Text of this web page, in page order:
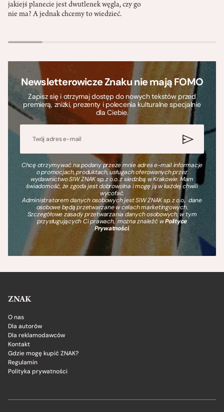
jakiejś planecie jest dwutlenek węgla, czy go
nie ma? A jednak chcemy to wiedzieć.
Newsletterowicze Znaku nie mają FOMO
Zapisz się i otrzymaj dostęp do nowych tekstów przed
premierą, zniżki, prezenty i polecenia kulturalne specjalnie
dla Ciebie.
Chcę otrzymywać na podany przeze mnie adres e-mail informacje
o promocjach, produktach, usługach oferowanych przez
wydawnictwo SIW ZNAK sp. z o.o. z siedzibą w Krakowie. Mam
świadomość, że zgoda jest dobrowolna i mogę ją w każdej chwili
wycofać.
Administratorem danych osobowych jest SIW ZNAK sp. z o.o., dane
osobowe będą przetwarzane w celach marketingowych.
Szczegółowe zasady przetwarzania danych osobowych, w tym
przysługujących Ci prawach, można znaleźć wPolityce
Prywatności.
ZNAK
O nas
Dla autorów
Dla reklamodawców
Kontakt
Gdzie mogę kupić ZNAK?
Regulamin
Polityka prywatności